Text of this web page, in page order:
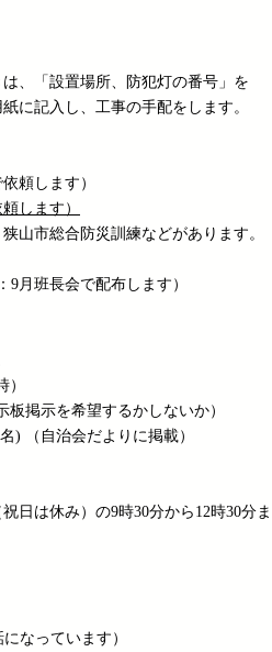
、「設置場所、防犯灯の番号」を
に記入し、工事の手配をします。
頼します）
します）
山市総合防災訓練などがあります。
月班長会で配布します）
板掲示を希望するかしないか）
自治会だよりに掲載）
日は休み）の9時30分から12時30分
なっています）